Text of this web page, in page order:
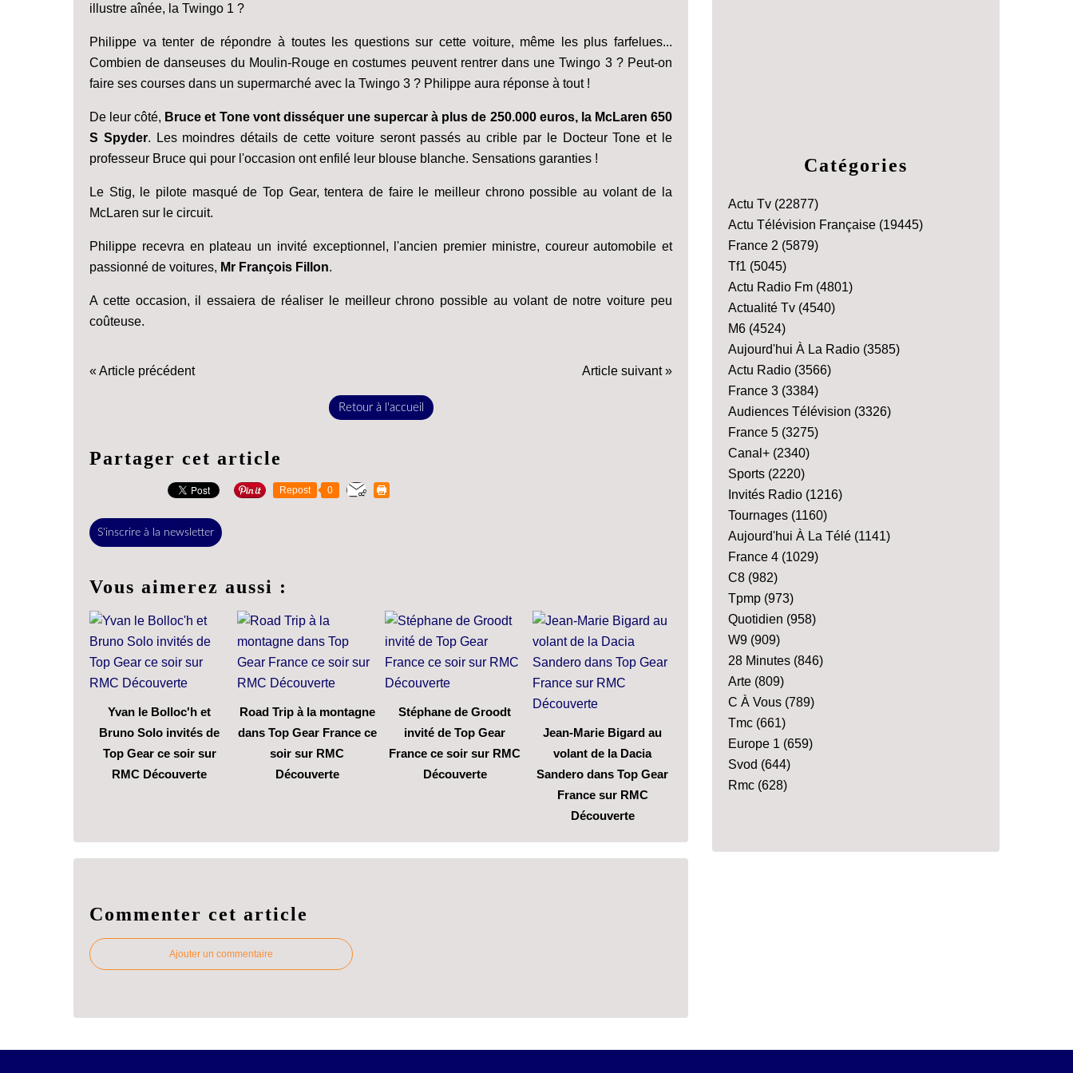
illustre aînée, la Twingo 1 ?
Philippe va tenter de répondre à toutes les questions sur cette voiture, même les plus farfelues...
Combien de danseuses du Moulin-Rouge en costumes peuvent rentrer dans une Twingo 3 ? Peut-on
faire ses courses dans un supermarché avec la Twingo 3 ? Philippe aura réponse à tout !
De leur côté, Bruce et Tone vont disséquer une supercar à plus de 250.000 euros, la McLaren 650
S Spyder. Les moindres détails de cette voiture seront passés au crible par le Docteur Tone et le
professeur Bruce qui pour l'occasion ont enfilé leur blouse blanche. Sensations garanties !
Le Stig, le pilote masqué de Top Gear, tentera de faire le meilleur chrono possible au volant de la
McLaren sur le circuit.
Philippe recevra en plateau un invité exceptionnel, l'ancien premier ministre, coureur automobile et
passionné de voitures, Mr François Fillon.
A cette occasion, il essaiera de réaliser le meilleur chrono possible au volant de notre voiture peu
coûteuse.
« Article précédent Article suivant »
Retour à l'accueil
Partager cet article
Repost 0
S'inscrire à la newsletter
Vous aimerez aussi :
Yvan le Bolloc'h et
Bruno Solo invités de
Top Gear ce soir sur
RMC Découverte
Road Trip à la montagne
dans Top Gear France ce
soir sur RMC
Découverte
Stéphane de Groodt
invité de Top Gear
France ce soir sur RMC
Découverte
Jean-Marie Bigard au
volant de la Dacia
Sandero dans Top Gear
France sur RMC
Découverte
Commenter cet article
Ajouter un commentaire
Catégories
Actu Tv (22877)
Actu Télévision Française (19445)
France 2 (5879)
Tf1 (5045)
Actu Radio Fm (4801)
Actualité Tv (4540)
M6 (4524)
Aujourd'hui À La Radio (3585)
Actu Radio (3566)
France 3 (3384)
Audiences Télévision (3326)
France 5 (3275)
Canal+ (2340)
Sports (2220)
Invités Radio (1216)
Tournages (1160)
Aujourd'hui À La Télé (1141)
France 4 (1029)
C8 (982)
Tpmp (973)
Quotidien (958)
W9 (909)
28 Minutes (846)
Arte (809)
C À Vous (789)
Tmc (661)
Europe 1 (659)
Svod (644)
Rmc (628)